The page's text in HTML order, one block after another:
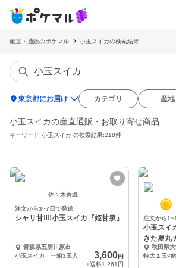
産直・通販のポケマル 小玉スイカの検索結果
location_on東京都にお届け カテゴリ 産地
小玉スイカの産直通販・お取り寄せ商品
キーワード 小玉スイカ の検索結果:218件
佐々木香織
注文から3~7日で発送
シャリ甘‼️‼️小玉スイカ『姫甘泉』
青森県五所川原市
小玉スイカ 一箱3玉入
3,600円
+送料1,261円
注文から
小玉スイ
きた夏丸
秋田県
特大１玉<